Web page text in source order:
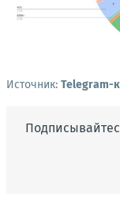
Источник: Telegram-